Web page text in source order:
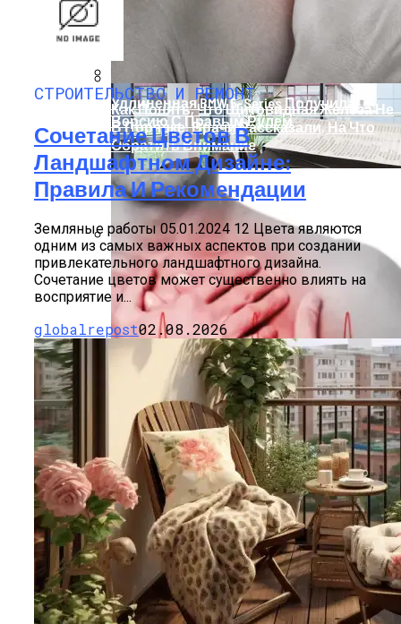
Аренда Недвижимости Для Бизнеса:
Как Найти Подходящее Помещение
Удлиненная BMW 5-Series Получила
Версию С Правым Рулем
Как Понять, Что Щитовидная Железа Не
В Порядке: Врачи Рассказали, На Что
Обратить Внимание
Как Понять, Что Есть Проблемы С
Сердцем
СТРОИТЕЛЬСТВО И РЕМОНТ
Сочетание Цветов В
Ландшафтном Дизайне:
Правила И Рекомендации
Земляные работы 05.01.2024 12 Цвета являются
одним из самых важных аспектов при создании
привлекательного ландшафтного дизайна.
Сочетание цветов может существенно влиять на
восприятие и...
globalrepost02.08.2026